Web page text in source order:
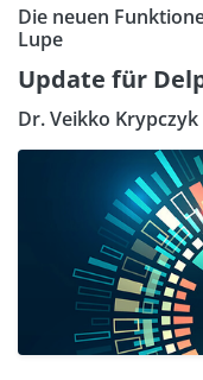
Die neuen
Lupe
Update für
Dr. Veikko Krypczyk